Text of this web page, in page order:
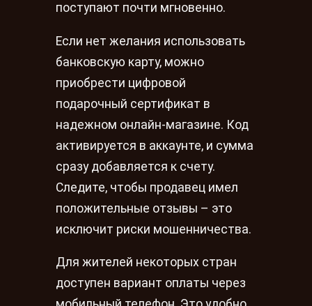
поступают почти мгновенно.
Если нет желания использовать
банковскую карту, можно
приобрести цифровой
подарочный сертификат в
надежном онлайн-магазине. Код
активируется в аккаунте, и сумма
сразу добавляется к счету.
Следите, чтобы продавец имел
положительные отзывы – это
исключит риски мошенничества.
Для жителей некоторых стран
доступен вариант оплаты через